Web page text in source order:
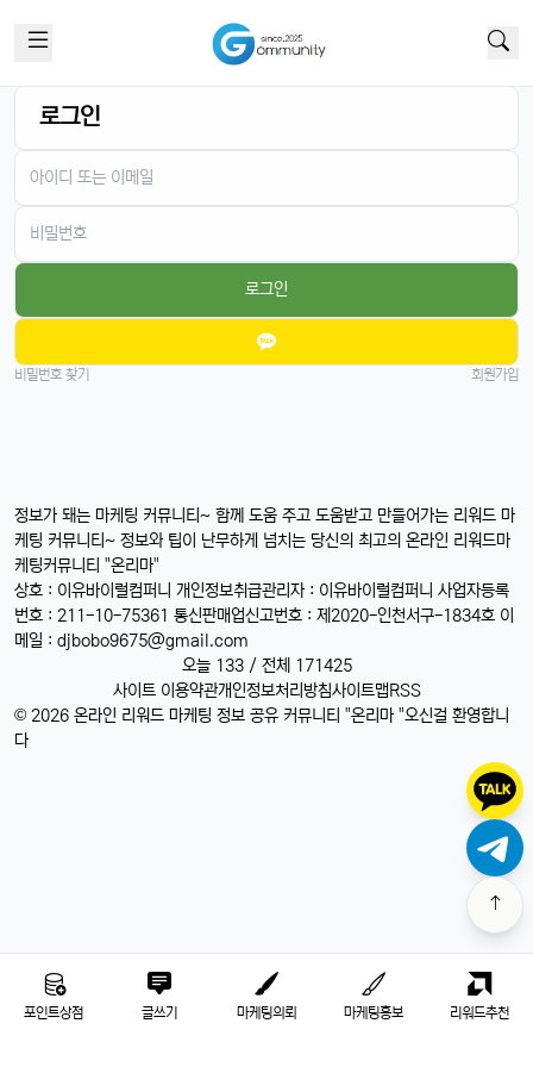
로그인
로그인
비밀번호 찾기 회원가입
정보가 돼는 마케팅 커뮤니티~ 함께 도움 주고 도움받고 만들어가는 리워드 마
케팅 커뮤니티~ 정보와 팁이 난무하게 넘치는 당신의 최고의 온라인 리워드마
케팅커뮤니티 "온리마"
상호 : 이유바이럴컴퍼니 개인정보취급관리자 : 이유바이럴컴퍼니 사업자등록
번호 : 211-10-75361 통신판매업신고번호 : 제2020-인천서구-1834호 이
메일 : djbobo9675@gmail.com
오늘 133 / 전체 171425
사이트 이용약관개인정보처리방침사이트맵RSS
© 2026 온라인 리워드 마케팅 정보 공유 커뮤니티 "온리마 "오신걸 환영합니
다
포인트상점 글쓰기 마케팅의뢰 마케팅홍보 리워드추천